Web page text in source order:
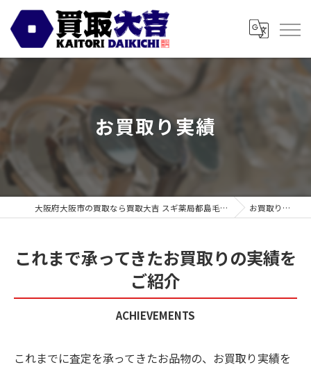
お買取り実績
大阪府大阪市の買取なら買取大吉 スギ薬局都島毛馬店 お買取り実績
これまで承ってきたお買取りの実績を
ご紹介
ACHIEVEMENTS
これまでに査定を承ってきたお品物の、お買取り実績を